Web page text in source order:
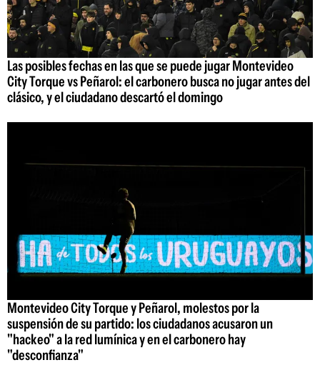
Las posibles fechas en las que se puede jugar Montevideo
City Torque vs Peñarol: el carbonero busca no jugar antes del
clásico, y el ciudadano descartó el domingo
Montevideo City Torque y Peñarol, molestos por la
suspensión de su partido: los ciudadanos acusaron un
"hackeo" a la red lumínica y en el carbonero hay
"desconfianza"